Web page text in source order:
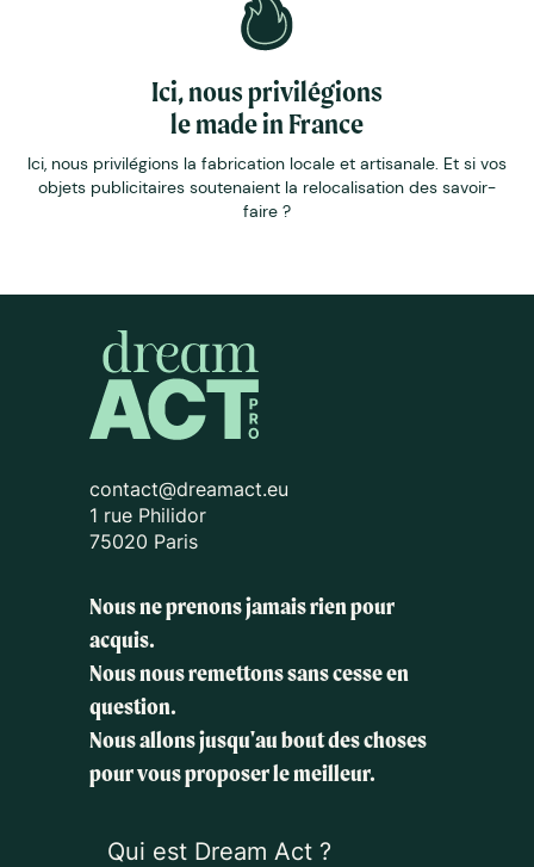
Ici, nous privilégions
le made in France
Ici, nous privilégions la fabrication locale et artisanale. Et si vos
objets publicitaires soutenaient la relocalisation des savoir-
faire ?
contact@dreamact.eu
1 rue Philidor
75020 Paris
Nous ne prenons jamais rien pour
acquis.
Nous nous remettons sans cesse en
question.
Nous allons jusqu'au bout des choses
pour vous proposer le meilleur.
Qui est Dream Act ?